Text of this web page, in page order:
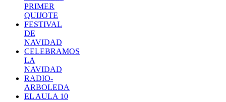
PRIMER
QUIJOTE
FESTIVAL
DE
NAVIDAD
CELEBRAMOS
LA
NAVIDAD
RADIO-
ARBOLEDA
EL AULA 10